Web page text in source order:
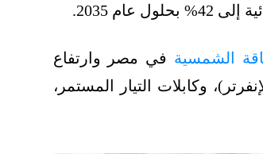
2035.
الشمسية في مصر وارتفاع
وكابلات التيار المستمر،